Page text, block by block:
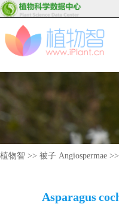
植物智 >> 被子 Angiospermae >>
Asparagus